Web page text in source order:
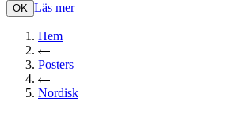
OK Läs mer
Hem
Posters
Nordisk